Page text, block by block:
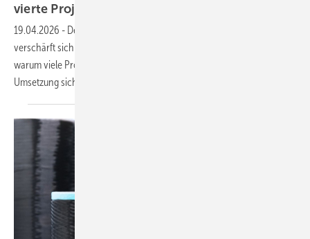
vierte Projekt
19.04.2026 - Der Wettbewerb im deutschen Windenergiemarkt
verschärft sich massiv. UKA-Nord-Geschäftsführer Ralf Breuer erklärt,
warum viele Projekte scheitern – und wie Partnerschaften die
Umsetzung sichern